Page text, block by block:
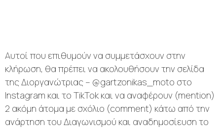
Αυτοί που επιθυμούν να συμμετάσχουν στην
κλήρωση, θα πρέπει να ακολουθήσουν την σελίδα
της Διοργανώτριας – @gartzonikas_moto στo
Instagram και το TikTok και να αναφέρουν (mention)
2 ακόμη άτομα με σχόλιο (comment) κάτω από την
ανάρτηση του Διαγωνισμού και αναδημοσίευση το